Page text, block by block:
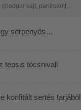
cheddar sajt, panírozott
serpenyős
tepsis tócsnivall
konfitált sertés tarjából